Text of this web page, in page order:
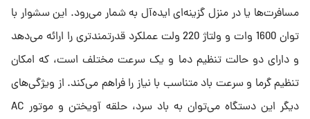
مسافرت‌ها یا در منزل گزینه‌ای ایده‌آل به شمار می‌رود. این سشوار با
توان 1600 وات و ولتاژ 220 ولت عملکرد قدرتمندتری را ارائه می‌دهد
و دارای دو حالت تنظیم دما و یک سرعت مختلف است، که امکان
تنظیم گرما و سرعت باد متناسب با نیاز را فراهم می‌کند. از ویژگی‌های
دیگر این دستگاه می‌توان به باد سرد، حلقه آویختن و موتور AC